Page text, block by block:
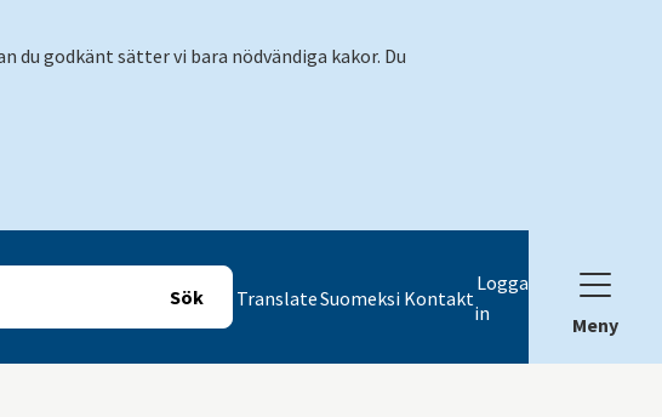
du godkänt sätter vi bara nödvändiga kakor. Du
TranslateSuomeksi Kontakt
Logga
in
Meny